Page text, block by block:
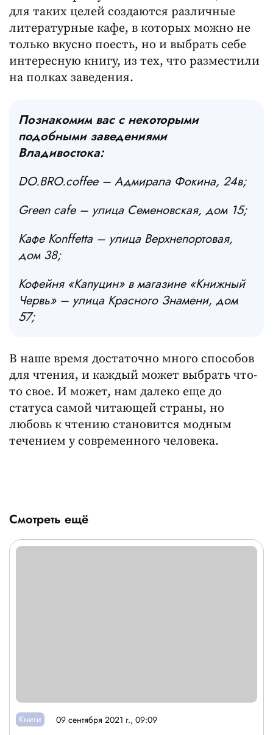
для таких целей создаются различные
литературные кафе, в которых можно не
только вкусно поесть, но и выбрать себе
интересную книгу, из тех, что разместили
на полках заведения.
Познакомим вас с некоторыми
подобными заведениями
Владивостока:
DO.BRO.coffee – Адмирала Фокина, 24в;
Green cafe – улица Семеновская, дом 15;
Кафе Konffetta – улица Верхнепортовая,
дом 38;
Кофейня «Капуцин» в магазине «Книжный
Червь» – улица Красного Знамени, дом
57;
В наше время достаточно много способов
для чтения, и каждый может выбрать что-
то свое. И может, нам далеко еще до
статуса самой читающей страны, но
любовь к чтению становится модным
течением у современного человека.
Смотреть ещё
Книги 09 сентября 2021 г., 09:09